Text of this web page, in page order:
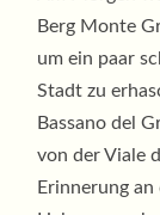
Berg Monte
um ein paar
Stadt zu
Bassano del
von der Viale
Erinnerung